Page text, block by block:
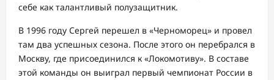
себе как талантливый полузащитник.
В 1996 году Сергей перешел в «Черноморец» и провел
там два успешных сезона. После этого он перебрался в
Москву, где присоединился к «Локомотиву». В составе
этой команды он выиграл первый чемпионат России в